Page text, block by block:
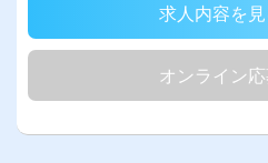
求人内容を
オンライン